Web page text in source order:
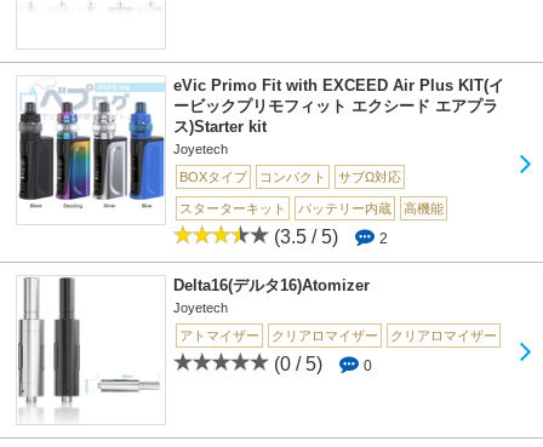
eVic Primo Fit with EXCEED Air Plus KIT(イ
ービックプリモフィット エクシード エアプラ
ス)Starter kit
Joyetech
BOXタイプ
コンパクト サブΩ対応
スターターキット バッテリー内蔵 高機能
(3.5 / 5) 2
Delta16(デルタ16)Atomizer
Joyetech
アトマイザー
クリアロマイザー クリアロマイザー
(0 / 5) 0